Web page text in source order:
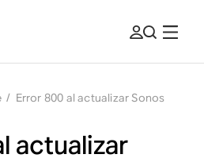
/ Error 800 al actualizar Sonos
actualizar